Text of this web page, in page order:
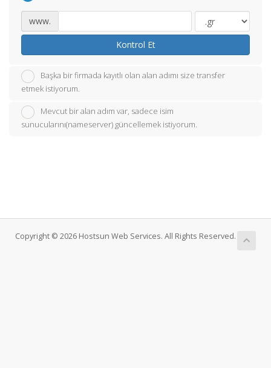
www.
Kontrol Et
Başka bir firmada kayıtlı olan alan adımı size transfer
etmek istiyorum.
Mevcut bir alan adım var, sadece isim
sunucularını(nameserver) güncellemek istiyorum.
Copyright © 2026 Hostsun Web Services. All Rights Reserved.